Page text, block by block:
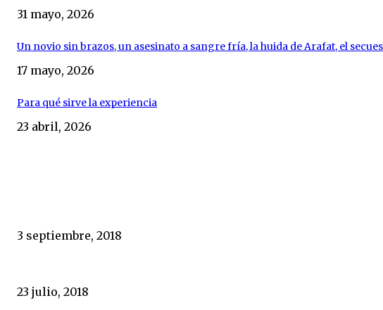
31 mayo, 2026
Un novio sin brazos, un asesinato a sangre fría, la huida de Arafat, el
17 mayo, 2026
Para qué sirve la experiencia
23 abril, 2026
3 septiembre, 2018
23 julio, 2018